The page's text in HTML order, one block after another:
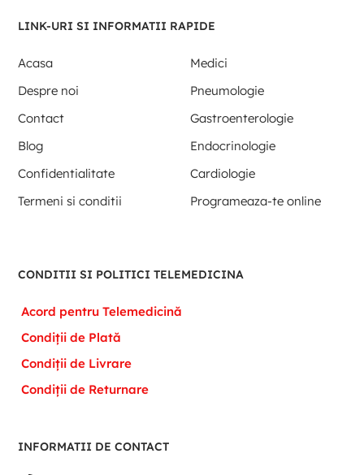
LINK-URI SI INFORMATII RAPIDE
Acasa
Medici
Despre noi
Pneumologie
Contact
Gastroenterologie
Blog
Endocrinologie
Confidentialitate
Cardiologie
Termeni si conditii
Programeaza-te online
CONDITII SI POLITICI TELEMEDICINA
Acord pentru Telemedicină
Condiții de Plată
Condiții de Livrare
Condiții de Returnare
INFORMATII DE CONTACT